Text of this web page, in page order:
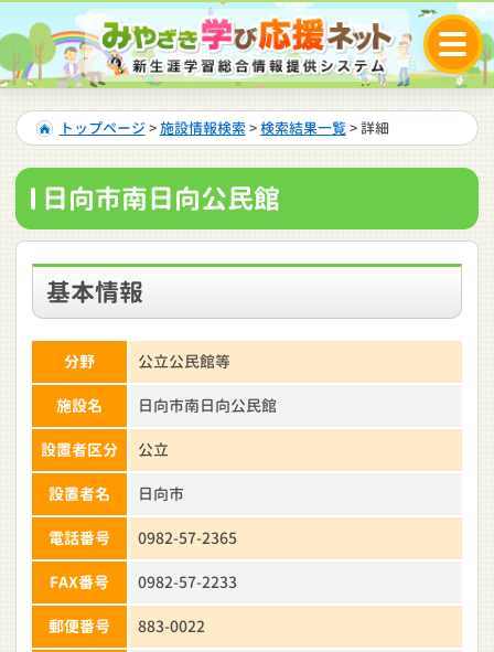
トップページ >施設情報検索 >検索結果一覧> 詳細
日向市南日向公民館
基本情報
分野 公立公民館等
施設名 日向市南日向公民館
設置者区分 公立
設置者名 日向市
電話番号 0982-57-2365
FAX番号 0982-57-2233
郵便番号 883-0022